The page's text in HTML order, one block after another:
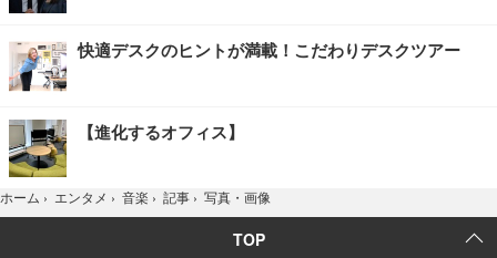
快適デスクのヒントが満載！こだわりデスクツアー
【進化するオフィス】
ホーム › エンタメ › 音楽 › 記事 › 写真・画像
TOP